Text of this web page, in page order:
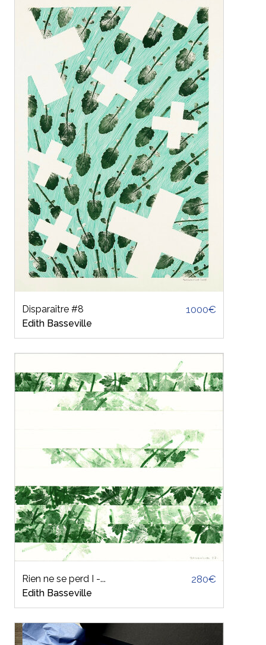
Disparaître #8
Edith Basseville
1000€
Rien ne se perd I -...
Edith Basseville
280€